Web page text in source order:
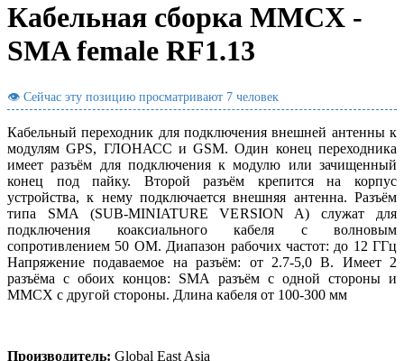
Кабельная сборка MMCX -
SMA female RF1.13
👁 Сейчас эту позицию просматривают 7 человек
Кабельный переходник для подключения внешней антенны к
модулям GPS, ГЛОНАСС и GSM. Один конец переходника
имеет разъём для подключения к модулю или зачищенный
конец под пайку. Второй разъём крепится на корпус
устройства, к нему подключается внешняя антенна. Разъём
типа SMA (SUB-MINIATURE VERSION A) служат для
подключения коаксиального кабеля с волновым
сопротивлением 50 ОМ. Диапазон рабочих частот: до 12 ГГц
Напряжение подаваемое на разъём: от 2.7-5,0 В. Имеет 2
разъёма с обоих концов: SMA разъём с одной стороны и
MMCX с другой стороны. Длина кабеля от 100-300 мм
Производитель: Global East Asia